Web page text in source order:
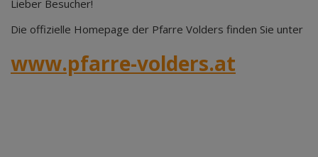
Lieber Besucher!
Die offizielle Homepage der Pfarre Volders finden Sie unter
www.pfarre-volders.at